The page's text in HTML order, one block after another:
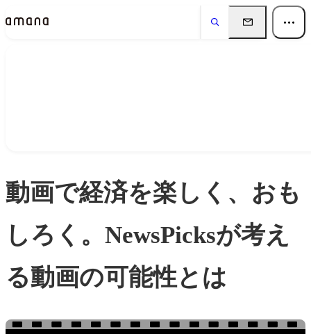
動画で経済を楽しく、おも
しろく。NewsPicksが考え
る動画の可能性とは